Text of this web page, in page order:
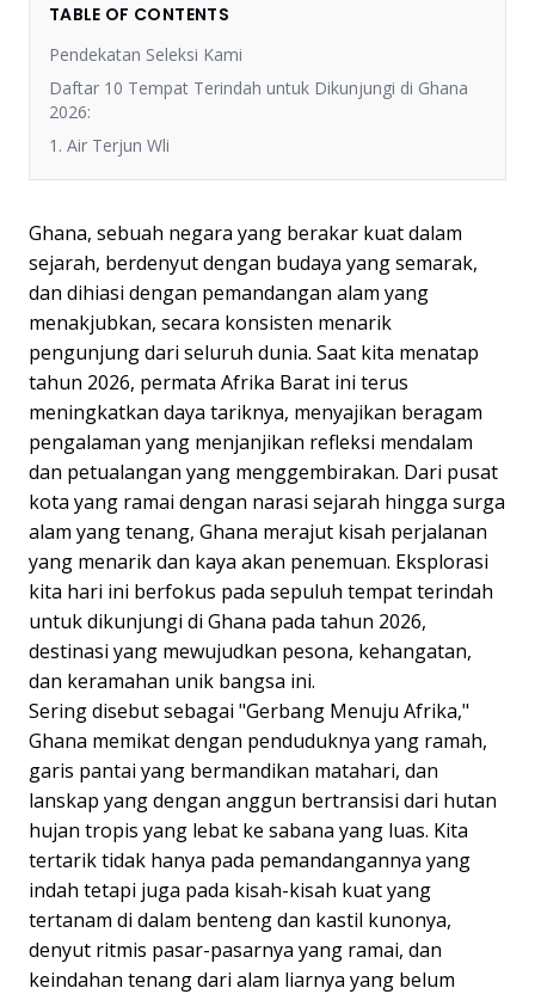
TABLE OF CONTENTS
Pendekatan Seleksi Kami
Daftar 10 Tempat Terindah untuk Dikunjungi di Ghana
2026:
1. Air Terjun Wli
Ghana, sebuah negara yang berakar kuat dalam
sejarah, berdenyut dengan budaya yang semarak,
dan dihiasi dengan pemandangan alam yang
menakjubkan, secara konsisten menarik
pengunjung dari seluruh dunia. Saat kita menatap
tahun 2026, permata Afrika Barat ini terus
meningkatkan daya tariknya, menyajikan beragam
pengalaman yang menjanjikan refleksi mendalam
dan petualangan yang menggembirakan. Dari pusat
kota yang ramai dengan narasi sejarah hingga surga
alam yang tenang, Ghana merajut kisah perjalanan
yang menarik dan kaya akan penemuan. Eksplorasi
kita hari ini berfokus pada sepuluh tempat terindah
untuk dikunjungi di Ghana pada tahun 2026,
destinasi yang mewujudkan pesona, kehangatan,
dan keramahan unik bangsa ini.
Sering disebut sebagai "Gerbang Menuju Afrika,"
Ghana memikat dengan penduduknya yang ramah,
garis pantai yang bermandikan matahari, dan
lanskap yang dengan anggun bertransisi dari hutan
hujan tropis yang lebat ke sabana yang luas. Kita
tertarik tidak hanya pada pemandangannya yang
indah tetapi juga pada kisah-kisah kuat yang
tertanam di dalam benteng dan kastil kunonya,
denyut ritmis pasar-pasarnya yang ramai, dan
keindahan tenang dari alam liarnya yang belum